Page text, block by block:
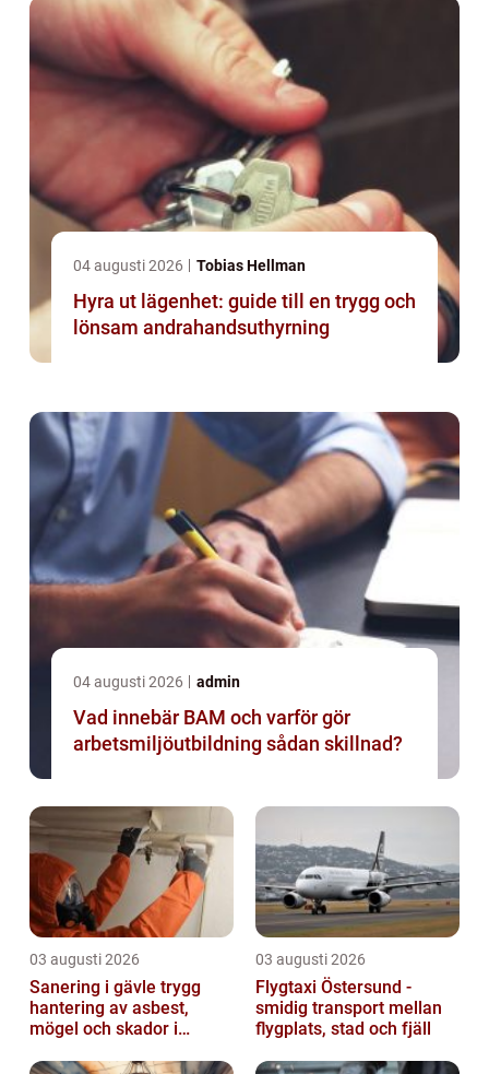
04 augusti 2026 Tobias Hellman
Hyra ut lägenhet: guide till en trygg och
lönsam andrahandsuthyrning
04 augusti 2026 admin
Vad innebär BAM och varför gör
arbetsmiljöutbildning sådan skillnad?
03 augusti 2026
Sanering i gävle trygg
hantering av asbest,
mögel och skador i
03 augusti 2026
Flygtaxi Östersund -
smidig transport mellan
flygplats, stad och fjäll